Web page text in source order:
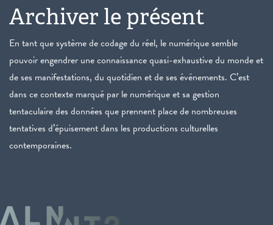
Archiver le présent
En tant que système de codage du réel, le numérique semble
pouvoir engendrer une connaissance quasi-exhaustive du monde et
de ses manifestations, du quotidien et de ses événements. C’est
dans ce contexte marqué par le numérique et sa gestion
tentaculaire des données que prennent place de nombreuses
tentatives d’épuisement dans les productions culturelles
contemporaines.